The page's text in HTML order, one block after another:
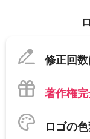
修正回
著作権
ロゴの